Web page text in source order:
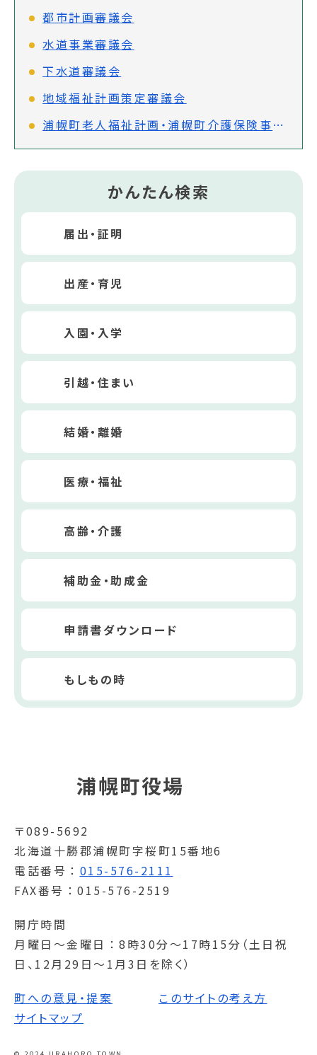
都市計画審議会
水道事業審議会
下水道審議会
地域福祉計画策定審議会
浦幌町老人福祉計画・浦幌町介護保険事業計画(第9期)策定審議会
かんたん検索
届出・証明
出産・育児
入園・入学
引越・住まい
結婚・離婚
医療・福祉
高齢・介護
補助金・助成金
申請書ダウンロード
もしもの時
浦幌町役場
〒089-5692
北海道十勝郡浦幌町字桜町15番地6
電話番号
015-576-2111
FAX番号
015-576-2519
開庁時間
月曜日～金曜日
8時30分～17時15分（土日祝
日、12月29日～1月3日を除く）
町への意見・提案
このサイトの考え方
サイトマップ